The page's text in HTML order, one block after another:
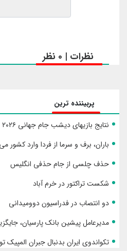
نظرات | 0 نظر
پربیننده ترین
نتایج بازیهای دیشب جام جهانی ۲۰۲۶
باران، برف و سرما از فردا وارد کشور
حذف چلسی از جام حذفی انگلیس
شکست تراکتور در خرم آباد
دو انتصاب در فدراسیون دوومیدانی
مدیرعامل پیشین بانک پارسیان،
تکواندوی ایران بدنبال جبران المپیک